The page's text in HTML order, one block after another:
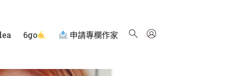
6go 申請專欄作家